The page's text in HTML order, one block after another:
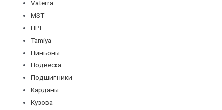
Vaterra
MST
HPI
Tamiya
Пиньоны
Подвеска
Подшипники
Карданы
Кузова